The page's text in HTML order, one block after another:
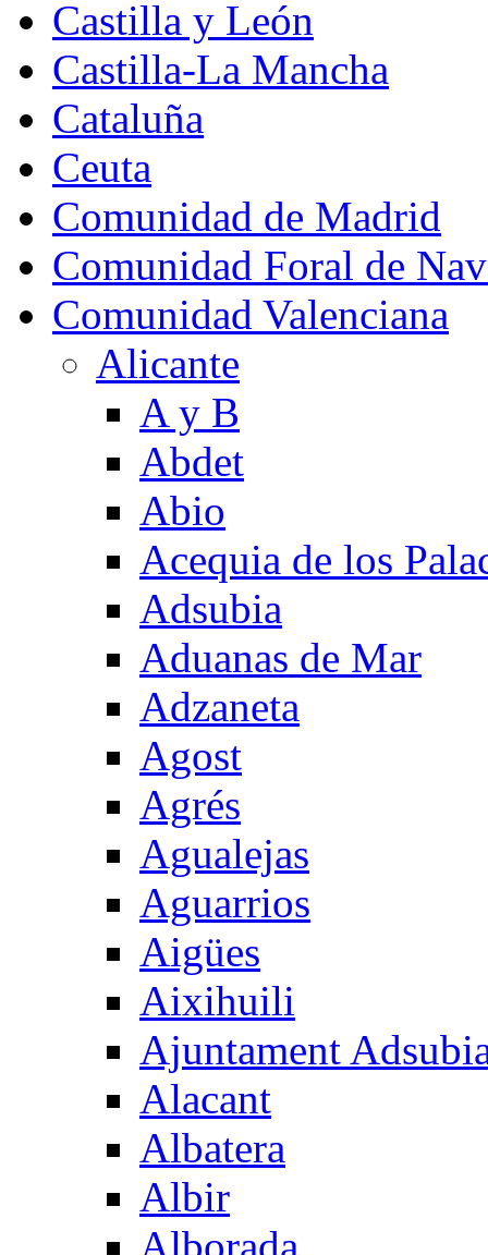
Castilla y León
Castilla-La Mancha
Cataluña
Ceuta
Comunidad de Madrid
Comunidad Foral de
Comunidad Valenciana
Alicante
A y B
Abdet
Abio
Acequia de los
Adsubia
Aduanas de Mar
Adzaneta
Agost
Agrés
Agualejas
Aguarrios
Aigües
Aixihuili
Ajuntament
Alacant
Albatera
Albir
Alborada